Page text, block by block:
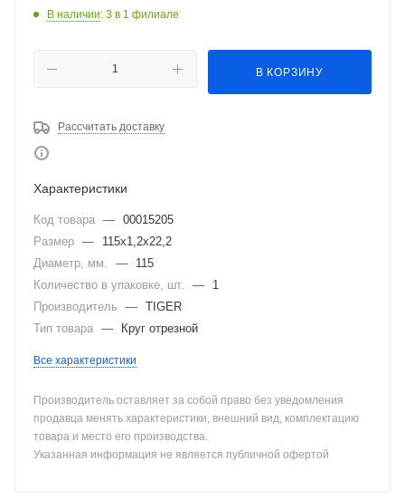
В наличии: 3 в 1 филиале
В КОРЗИНУ
Рассчитать доставку
Характеристики
Код товара — 00015205
Размер —
115х1,2х22,2
Диаметр, мм.
—
115
Количество в упаковке, шт.
—
1
Производитель
— TIGER
Тип товара — Круг отрезной
Все характеристики
Производитель оставляет за собой право без уведомления
продавца менять характеристики, внешний вид, комплектацию
товара и место его производства.
Указанная информация не является публичной офертой